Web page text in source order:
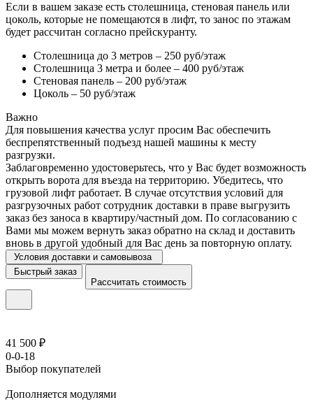
Если в вашем заказе есть столешница, стеновая панель или
цоколь, которые не помещаются в лифт, то занос по этажам
будет рассчитан согласно прейскуранту.
Столешница до 3 метров – 250 руб/этаж
Столешница 3 метра и более – 400 руб/этаж
Стеновая панель – 200 руб/этаж
Цоколь – 50 руб/этаж
Важно
Для повышения качества услуг просим Вас обеспечить
беспрепятственный подъезд нашей машины к месту
разгрузки.
Заблаговременно удостоверьтесь, что у Вас будет возможность
открыть ворота для въезда на территорию. Убедитесь, что
грузовой лифт работает. В случае отсутствия условий для
разгрузочных работ сотрудник доставки в праве выгрузить
заказ без заноса в квартиру/частный дом. По согласованию с
Вами мы можем вернуть заказ обратно на склад и доставить
вновь в другой удобный для Вас день за повторную оплату.
Условия доставки и самовывоза
Быстрый заказ
Рассчитать стоимость
41 500 ₽
0-0-18
Выбор покупателей
Дополняется модулями